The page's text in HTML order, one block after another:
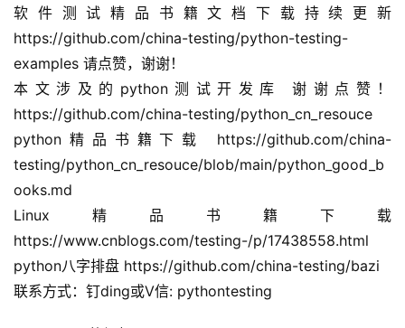
软件测试精品书籍文档下载持续更新
https://github.com/china-testing/python-testing-
examples 请点赞，谢谢！
本文涉及的python测试开发库 谢谢点赞！
https://github.com/china-testing/python_cn_resouce
python精品书籍下载 https://github.com/china-
testing/python_cn_resouce/blob/main/python_good_b
ooks.md
Linux精品书籍下载
https://www.cnblogs.com/testing-/p/17438558.html
python八字排盘 https://github.com/china-testing/bazi
联系方式：钉ding或V信: pythontesting